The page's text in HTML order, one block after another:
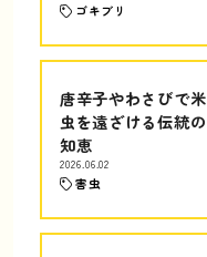
ゴキブリ
唐辛子やわさびで米
虫を遠ざける伝統の
知恵
2026.06.02
害虫